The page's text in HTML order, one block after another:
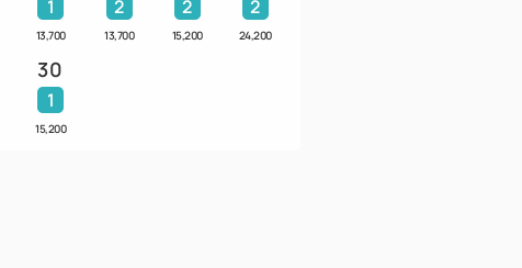
テルでしか味わえない特別な朝ごはんをお
』
1
13,700
2
13,700
2
15,200
2
24,200
30
1
15,200